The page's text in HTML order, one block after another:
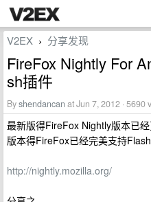
V2EX › 分享发现
FireFox Nightly For
sh插件
Byshendancan at Jun 7, 2012 · 5690
最新版得FireFox Nightly版本已
版本得FireFox已经完美支持
http://nightly.mozilla.org/